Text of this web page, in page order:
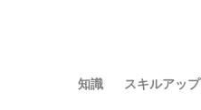
知識 スキルアップ